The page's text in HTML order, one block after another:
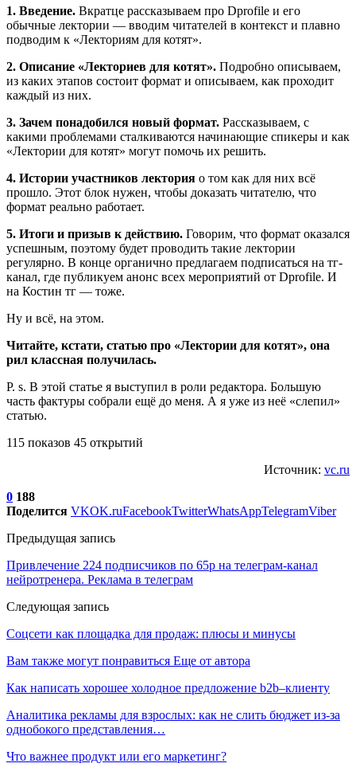
1. Введение. Вкратце рассказываем про Dprofile и его
обычные лектории — вводим читателей в контекст и плавно
подводим к «Лекториям для котят».
2. Описание «Лекториев для котят». Подробно описываем,
из каких этапов состоит формат и описываем, как проходит
каждый из них.
3. Зачем понадобился новый формат. Рассказываем, с
какими проблемами сталкиваются начинающие спикеры и как
«Лектории для котят» могут помочь их решить.
4. Истории участников лектория о том как для них всё
прошло. Этот блок нужен, чтобы доказать читателю, что
формат реально работает.
5. Итоги и призыв к действию. Говорим, что формат оказался
успешным, поэтому будет проводить такие лектории
регулярно. В конце органично предлагаем подписаться на тг-
канал, где публикуем анонс всех мероприятий от Dprofile. И
на Костин тг — тоже.
Ну и всё, на этом.
Читайте, кстати, статью про «Лектории для котят», она
рил классная получилась.
P. s. В этой статье я выступил в роли редактора. Большую
часть фактуры собрали ещё до меня. А я уже из неё «слепил»
статью.
115 показов 45 открытий
Источник: vc.ru
0 188
Поделится VKOK.ruFacebookTwitterWhatsAppTelegramViber
Предыдущая запись
Привлечение 224 подписчиков по 65р на телеграм-канал
нейротренера. Реклама в телеграм
Следующая запись
Соцсети как площадка для продаж: плюсы и минусы
Вам также могут понравиться Еще от автора
Как написать хорошее холодное предложение b2b–клиенту
Аналитика рекламы для взрослых: как не слить бюджет из-за
однобокого представления…
Что важнее продукт или его маркетинг?